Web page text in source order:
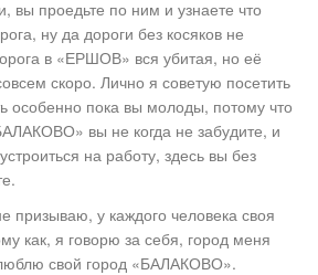
вы проедьте по ним и узнаете что
ну да дороги без косяков не
в «ЕРШОВ» вся убитая, но её
скоро. Лично я советую посетить
особенно пока вы молоды, потому что
вы не когда не забудите, и
на работу, здесь вы без
призываю, у каждого человека своя
как, я говорю за себя, город меня
свой город «БАЛАКОВО».